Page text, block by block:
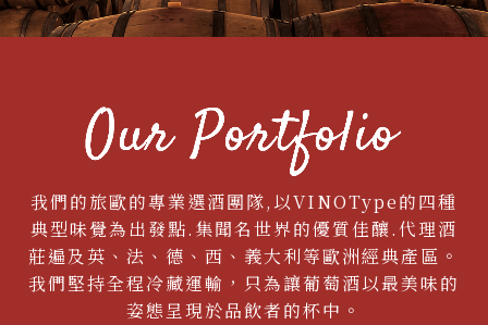
我們的旅歐的專業選酒團隊,以VINOType的四種
典型味覺為出發點.集聞名世界的優質佳釀.代理酒
莊遍及英、法、德、西、義大利等歐洲經典產區。
我們堅持全程冷藏運輸，只為讓葡萄酒以最美味的
姿態呈現於品飲者的杯中。